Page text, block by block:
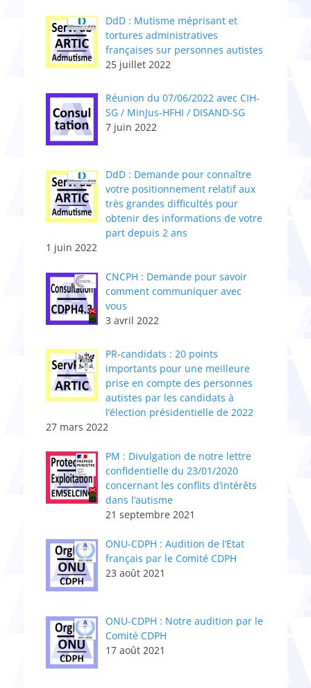
DdD : Mutisme méprisant et
tortures administratives
françaises sur personnes autistes
25 juillet 2022
Réunion du 07/06/2022 avec CIH-
SG / MinJus-HFHI / DISAND-SG
7 juin 2022
DdD : Demande pour connaître
votre positionnement relatif aux
très grandes difficultés pour
obtenir des informations de votre
part depuis 2 ans
1 juin 2022
CNCPH : Demande pour savoir
comment communiquer avec
vous
3 avril 2022
PR-candidats : 20 points
importants pour une meilleure
prise en compte des personnes
autistes par les candidats à
l’élection présidentielle de 2022
27 mars 2022
PM : Divulgation de notre lettre
confidentielle du 23/01/2020
concernant les conflits d’intérêts
dans l’autisme
21 septembre 2021
ONU-CDPH : Audition de l’Etat
français par le Comité CDPH
23 août 2021
ONU-CDPH : Notre audition par le
Comité CDPH
17 août 2021